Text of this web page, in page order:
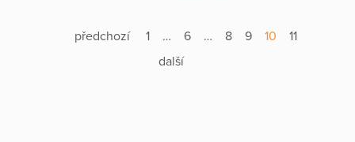
předchozí 1 … 6 … 8 9 10
11
další